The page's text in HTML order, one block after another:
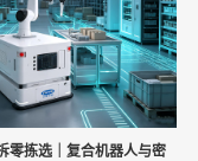
零拣选｜复合机器人与密